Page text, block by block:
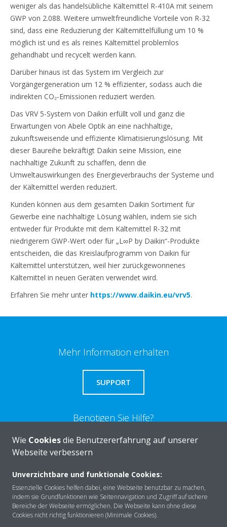
weniger als das handelsübliche Kältemittel R-410A mit seinem
GWP von 2.088. Weitere umweltfreundliche Vorteile von R-32
sind, dass eine Reduzierung der Kältemittelfüllung um 10 %
möglich ist und es als reines Kältemittel problemlos
gehandhabt und recycelt werden kann.
Darüber hinaus ist das System im Vergleich zur
Vorgängergeneration um 12 % effizienter, sodass auch die
indirekten CO₂-Emissionen reduziert werden.
Das VRV 5-System von Daikin erfüllt voll und ganz die
Erwartungen von Abele Optik an eine nachhaltige,
zukunftsweisende und effiziente Klimatisierungslösung. Mit
dieser Baureihe bekräftigt Daikin seine Mission, eine
nachhaltige Zukunft zu schaffen, denn die
Umweltauswirkungen des Energieverbrauchs der Systeme und
der Kältemittel werden reduziert.
Kunden können aus dem gesamten Daikin Sortiment für
Gewerbe eine nachhaltige Lösung wählen, indem sie sich
entweder für Produkte mit dem Kältemittel R-32 mit
niedrigerem GWP-Wert oder für „L∞P by Daikin“-Produkte
entscheiden, die das Kreislaufprogramm von Daikin für
Kältemittel unterstützen, weil hier zurückgewonnenes
Kältemittel in neuen Geräten verwendet wird.
Erfahren Sie mehr unter https://www.daikin.eu/vrv5.
Mehr Information erhalten
SUPPORT
Benötigen Sie Hilfe?
KONTAKTIEREN SIE UNS
Über DAIKIN
Wie Cookiesdie Benutzererfahrung auf unserer
Webseite verbessern
Unverzichtbare und funktionale Cookies:
Essenzielle Cookies helfen dabei, eine Webseite benutzbar zu machen,
indem sie Grundfunktionen wie Seitennavigation und Zugriff auf sichere
Bereiche der Webseite ermöglichen. Die Webseite kann ohne diese
Cookies nicht richtig funktionieren (Minimale Cookies).